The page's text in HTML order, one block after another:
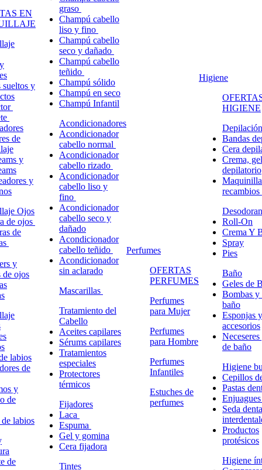
EN
sueltos y
de
y
y
Ojos
de ojos
de
y
de ojos
labios
de
y
de
labios
de
graso
Champú cabello
liso y fino
Champú cabello
seco y dañado
Champú cabello
teñido
Champú sólido
Champú en seco
Champú Infantil
Acondicionadores
Acondicionador
cabello normal
Acondicionador
cabello rizado
Acondicionador
cabello liso y
fino
Acondicionador
cabello seco y
dañado
Acondicionador
cabello teñido
Acondicionador
sin aclarado
Mascarillas
Tratamiento del
Cabello
Aceites capilares
Sérums capilares
Tratamientos
especiales
Protectores
térmicos
Fijadores
Laca
Espuma
Gel y gomina
Cera fijadora
Tintes
Perfumes
OFERTAS
PERFUMES
Perfumes
para Mujer
Perfumes
para Hombre
Perfumes
Infantiles
Estuches de
perfumes
Higiene
HIGIENE
Depilación
Bandas
Cera
Crema,
depilatorio
recambios
Roll-On
Crema Y
Spray
Pies
Baño
Geles de
Bombas y
baño
Esponjas y
accesorios
de baño
Higiene
Cepillos
Pastas
Seda
Productos
protésicos
Higiene